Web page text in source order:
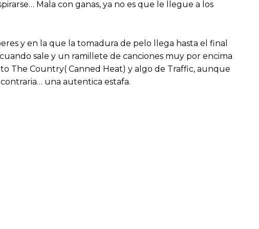
Mala con ganas, ya no es que le llegue a los
y en la que la tomadura de pelo llega hasta el final
sale y un ramillete de canciones muy por encima
The Country( Canned Heat) y algo de Traffic, aunque
una autentica estafa.